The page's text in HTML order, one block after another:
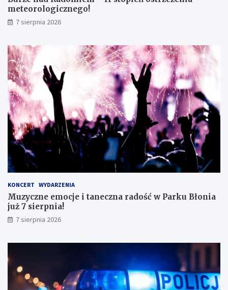
o
k
l
i
s
t
ę
z
d
o
s
k
o
n
a
ł
m
i
w
y
k
a
m
o
l
o
c
z
n
e
g
o
!
meteorologicznego!
7 sierpnia 2026
KONCERT WYDARZENIA
Muzyczne emocje i taneczna radość w Parku Błonia
już 7 sierpnia!
7 sierpnia 2026